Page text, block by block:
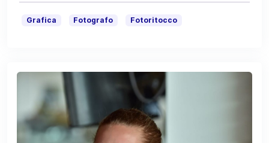
Grafica Fotografo Fotoritocco